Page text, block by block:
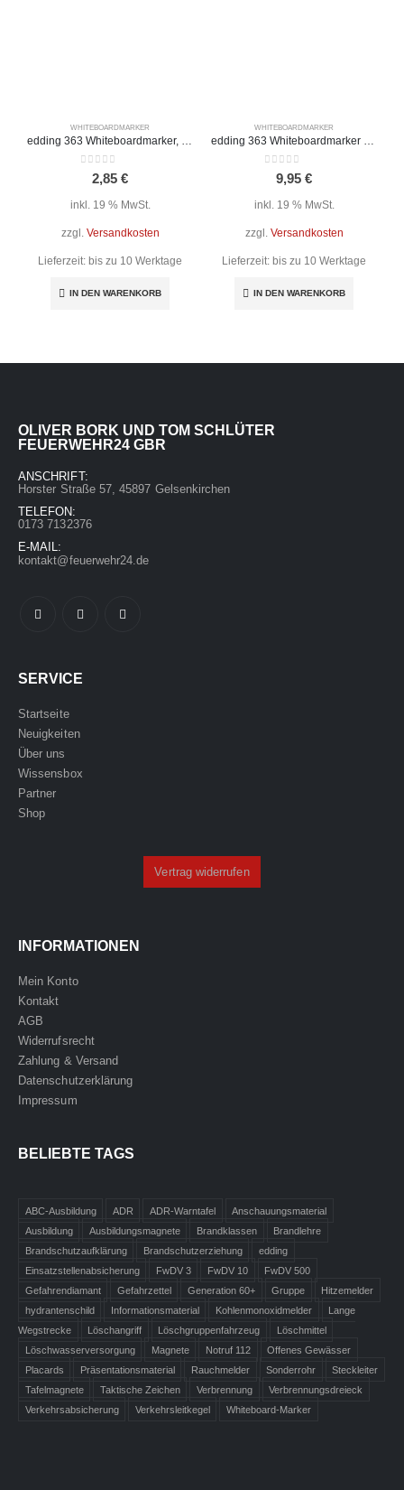
WHITEBOARDMARKER
out of 5
2,85 €
inkl. 19 % MwSt.
zzgl. Versandkosten
Lieferzeit: bis zu 10 Werktage
IN DEN WARENKORB
WHITEBOARDMARKER
out of 5
9,95 €
inkl. 19 % MwSt.
zzgl. Versandkosten
Lieferzeit: bis zu 10 Werktage
IN DEN WARENKORB
OLIVER BORK UND TOM SCHLÜTER
FEUERWEHR24 GBR
ANSCHRIFT:
Horster Straße 57, 45897 Gelsenkirchen
TELEFON:
0173 7132376
E-MAIL:
kontakt@feuerwehr24.de
SERVICE
Startseite
Neuigkeiten
Über uns
Wissensbox
Partner
Shop
Vertrag widerrufen
INFORMATIONEN
Mein Konto
Kontakt
AGB
Widerrufsrecht
Zahlung & Versand
Datenschutzerklärung
Impressum
BELIEBTE TAGS
ABC-Ausbildung ADR ADR-Warntafel
Anschauungsmaterial
Ausbildung
Ausbildungsmagnete Brandklassen
Brandlehre
Brandschutzaufklärung
Brandschutzerziehung
edding
Einsatzstellenabsicherung
FwDV 3 FwDV 10
FwDV 500
Gefahrendiamant
Gefahrzettel Generation 60+ Gruppe
Hitzemelder
hydrantenschild
Informationsmaterial Kohlenmonoxidmelder
Lange
Wegstrecke
Löschangriff Löschgruppenfahrzeug
Löschmittel
Löschwasserversorgung
Magnete Notruf 112
Offenes Gewässer
Placards
Präsentationsmaterial Rauchmelder Sonderrohr
Steckleiter
Tafelmagnete
Taktische Zeichen Verbrennung
Verbrennungsdreieck
Verkehrsabsicherung
Verkehrsleitkegel Whiteboard-Marker